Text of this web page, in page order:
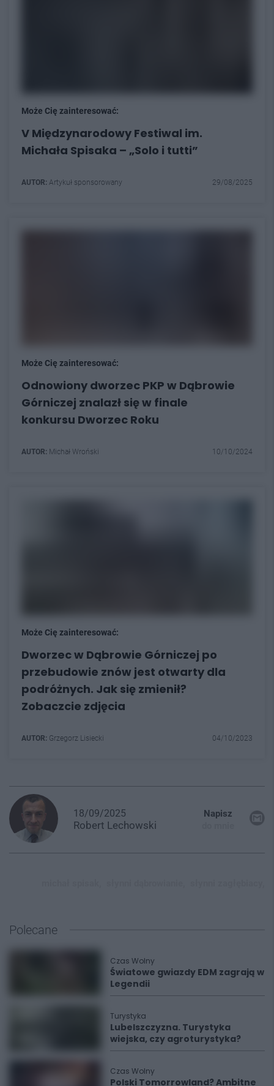
Może Cię zainteresować:
V Międzynarodowy Festiwal im.
Michała Spisaka – „Solo i tutti”
AUTOR: Artykuł sponsorowany 29/08/2025
Może Cię zainteresować:
Odnowiony dworzec PKP w Dąbrowie
Górniczej znalazł się w finale
konkursu Dworzec Roku
AUTOR: Michał Wroński 10/10/2024
Może Cię zainteresować:
Dworzec w Dąbrowie Górniczej po
przebudowie znów jest otwarty dla
podróżnych. Jak się zmienił?
Zobaczcie zdjęcia
AUTOR: Grzegorz Lisiecki 04/10/2023
18/09/2025
Robert Lechowski
Napisz
Polecane
Czas Wolny
Światowe gwiazdy EDM zagrają w
Legendii
Turystyka
Lubelszczyzna. Turystyka
wiejska, czy agroturystyka?
Czas Wolny
Polski Tomorrowland? Ambitne